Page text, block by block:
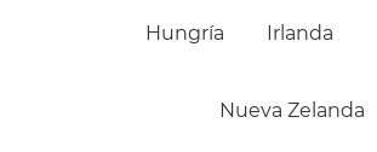
Hungría Irlanda
Nueva Zelanda